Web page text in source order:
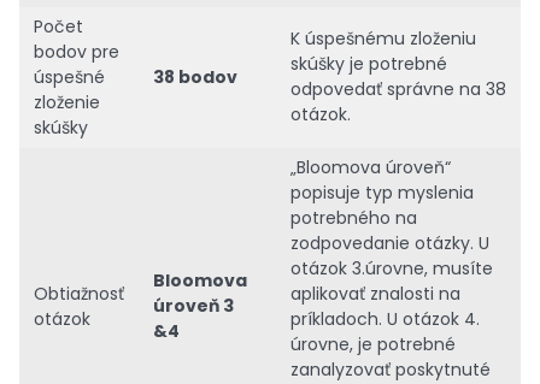
Počet
bodov pre
úspešné
zloženie
skúšky
38 bodov
K úspešnému zloženiu
skúšky je potrebné
odpovedať správne na 38
otázok.
Obtiažnosť
otázok
Bloomova
úroveň 3
&4
„Bloomova úroveň“
popisuje typ myslenia
potrebného na
zodpovedanie otázky. U
otázok 3.úrovne, musíte
aplikovať znalosti na
príkladoch. U otázok 4.
úrovne, je potrebné
zanalyzovať poskytnuté